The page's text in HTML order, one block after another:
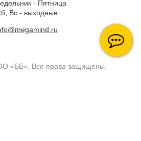
- Пятница
Вс - выходные
«ББ». Все права защищены.